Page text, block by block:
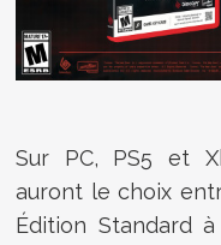
Sur PC, PS5 et
auront le choix
Édition Standard